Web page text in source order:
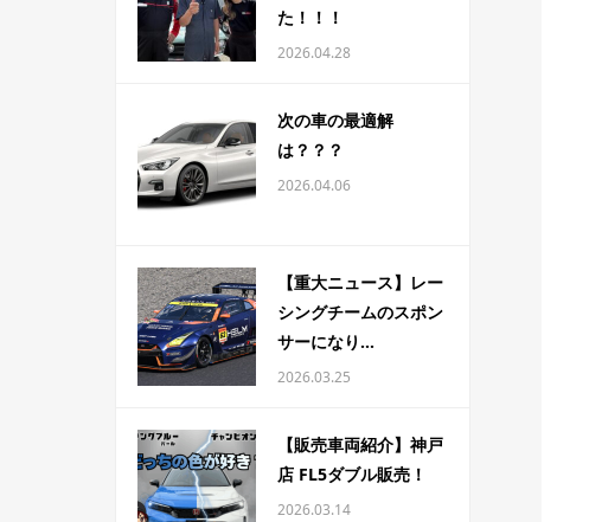
た！！！
2026.04.28
次の車の最適解
は？？？
2026.04.06
【重大ニュース】レー
シングチームのスポン
サーになり...
2026.03.25
【販売車両紹介】神戸
店 FL5ダブル販売！
2026.03.14